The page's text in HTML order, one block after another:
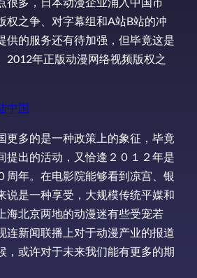
权之争、对字幕组和A站B站的冲
供的服务还有待加强，但毕竟这是
2012年正版动漫网络视频版权之
中国
更多的是一种政策上的象征，毕竟
提出的活动，又恰逢２０１２年是
周年。在电影院能够看到凉宫、银
说是一种享受，大规模传统平媒和
海北京两地的动漫迷有些受宠若
连新闻联播上对于动漫产业的报道
，或许对于未来我们能有更多的期